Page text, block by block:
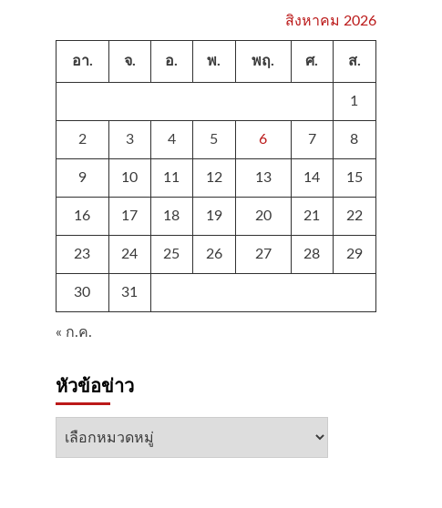
สิงหาคม 2026
อา. จ. อ. พ. พฤ. ศ. ส.
1
2 3 4 5 6 7 8
9 10 11 12 13 14 15
16 17 18 19 20 21 22
23 24 25 26 27 28 29
30 31
« ก.ค.
หัวข้อข่าว
หัวข้อ